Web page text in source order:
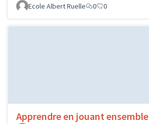
Ecole Albert Ruelle
0 0
Apprendre en jouant ensemble